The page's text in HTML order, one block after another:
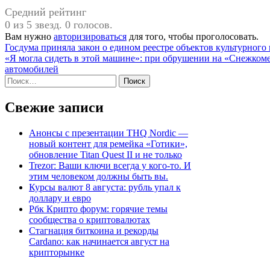
Средний рейтинг
0 из 5 звезд. 0 голосов.
Вам нужно авторизироваться для того, чтобы проголосовать.
Навигация
по
записям
Госдума приняла закон о едином реестре объектов культурного
«Я могла сидеть в этой машине»: при обрушении на
автомобилей
Найти:
Свежие записи
Анонсы с презентации THQ Nordic —
новый контент для ремейка «Готики»,
обновление Titan Quest II и не только
Trezor: Ваши ключи всегда у кого-то. И
этим человеком должны быть вы.
Курсы валют 8 августа: рубль упал к
доллару и евро
Рбк Крипто форум: горячие темы
сообщества о криптовалютах
Стагнация биткоина и рекорды
Cardano: как начинается август на
крипторынке